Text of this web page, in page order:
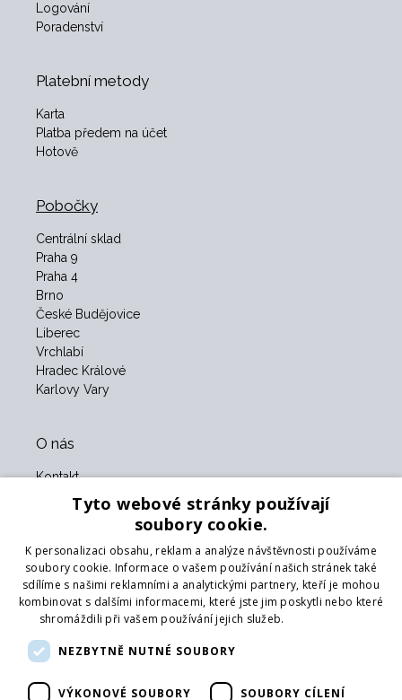
Logování
Poradenství
Platební metody
Karta
Platba předem na účet
Hotově
Pobočky
Centrální sklad
Praha 9
Praha 4
Brno
České Budějovice
Liberec
Vrchlabí
Hradec Králové
Karlovy Vary
O nás
Kontakt
Obchodní podmínky
Naši partneři
Formulář pro vrácení zboží
Vrácení zboží
Doprava
Sledujte nás
Tyto webové stránky používají
soubory cookie.
K personalizaci obsahu, reklam a analýze návštěvnosti používáme
soubory cookie. Informace o vašem používání našich stránek také
sdílíme s našimi reklamními a analytickými partnery, kteří je mohou
kombinovat s dalšími informacemi, které jste jim poskytli nebo které
shromáždili při vašem používání jejich služeb.
NEZBYTNĚ NUTNÉ SOUBORY
VÝKONOVÉ SOUBORY SOUBORY CÍLENÍ